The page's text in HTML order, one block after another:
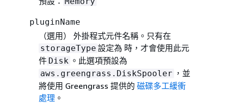
pluginName
（選用） 外掛程式元件名稱。只有在
storageType 設定為 時，才會使用此元
件 Disk 。此選項預設為
aws.greengrass.DiskSpooler ，並
將使用 Greengrass 提供的磁碟多工緩衝
處理 。